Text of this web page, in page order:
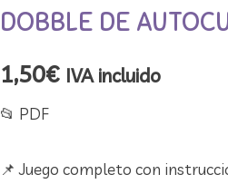
DOBBLE DE
1,50€ IVA incluido
📂 ​PDF
📌 Juego completo con